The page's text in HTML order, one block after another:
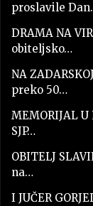
proslavile
DRAMA NA
obiteljsko…
NA
preko 50…
MEMORIJAL
SJP…
OBITELJ
na…
I JUČER